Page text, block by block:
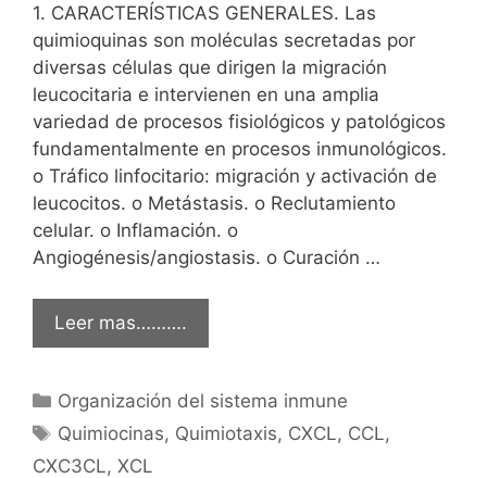
1. CARACTERÍSTICAS GENERALES. Las
quimioquinas son moléculas secretadas por
diversas células que dirigen la migración
leucocitaria e intervienen en una amplia
variedad de procesos fisiológicos y patológicos
fundamentalmente en procesos inmunológicos.
o Tráfico linfocitario: migración y activación de
leucocitos. o Metástasis. o Reclutamiento
celular. o Inflamación. o
Angiogénesis/angiostasis. o Curación …
Leer mas……….
Categorías
Organización del sistema inmune
Etiquetas
Quimiocinas, Quimiotaxis, CXCL, CCL,
CXC3CL, XCL